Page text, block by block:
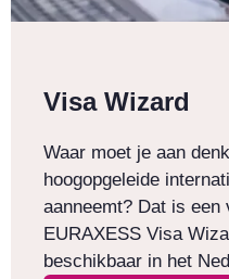
Visa Wizard
Waar moet je aan
hoogopgeleide
aanneemt? Dat is een
EURAXESS Visa
beschikbaar in het